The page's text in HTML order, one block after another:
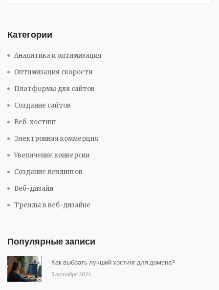
Категории
Аналитика и оптимизация
Оптимизация скорости
Платформы для сайтов
Создание сайтов
Веб-хостинг
Электронная коммерция
Увеличение конверсии
Создание лендингов
Веб-дизайн
Тренды в веб-дизайне
Популярные записи
Как выбрать лучший хостинг для домена?
5 октября 2024